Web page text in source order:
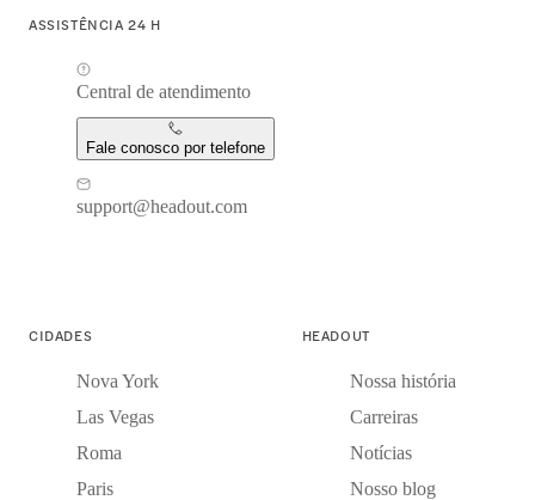
ASSISTÊNCIA 24 H
Central de atendimento
Fale conosco por telefone
support@headout.com
CIDADES
Nova York
Las Vegas
Roma
Paris
HEADOUT
Nossa história
Carreiras
Notícias
Nosso blog